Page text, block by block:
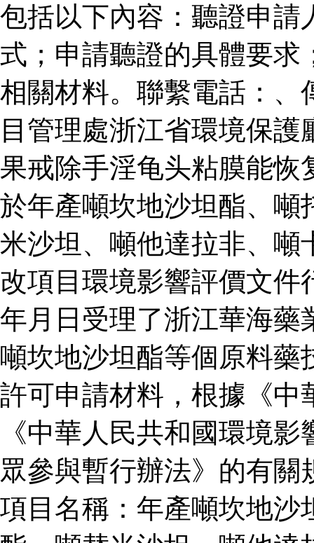
包括以下內容：聽證申請
式；申請聽證的具體要求
相關材料。聯繫電話：、
目管理處浙江省環境保護
果戒除手淫龟头粘膜能
於年產噸坎地沙坦酯、噸
米沙坦、噸他達拉非、噸
改項目環境影響評價文件
年月日受理了浙江華海藥
噸坎地沙坦酯等個原料藥
許可申請材料，根據《中
《中華人民共和國環境
眾參與暫行辦法》的有
項目名稱：年產噸坎地沙